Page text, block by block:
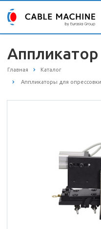
Аппликатор
Главная Каталог
Аппликаторы для